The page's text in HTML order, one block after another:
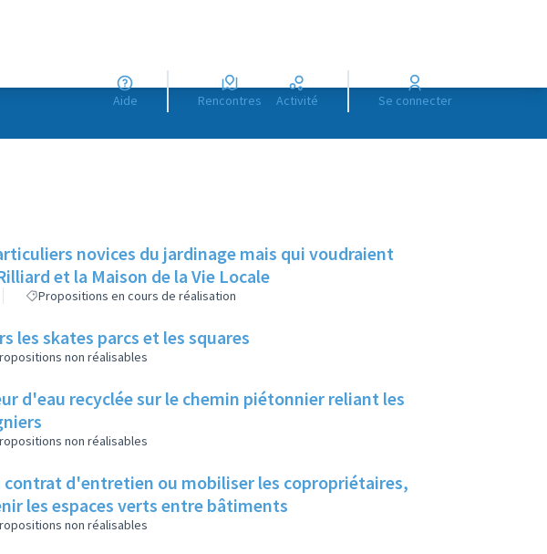
Aide Rencontres Activité Se connecter
novices du jardinage mais qui voudraient
et la Maison de la Vie Locale
Propositions en cours de réalisation
les skates parcs et les squares
non réalisables
d'eau recyclée sur le chemin piétonnier reliant les
non réalisables
contrat d'entretien ou mobiliser les copropriétaires,
les espaces verts entre bâtiments
non réalisables